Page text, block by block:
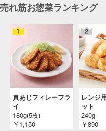
売れ筋お惣菜ランキング
真あじフィレーフラ
イ
180g(5枚)
￥1,150
レンジ
ット
240g
￥890